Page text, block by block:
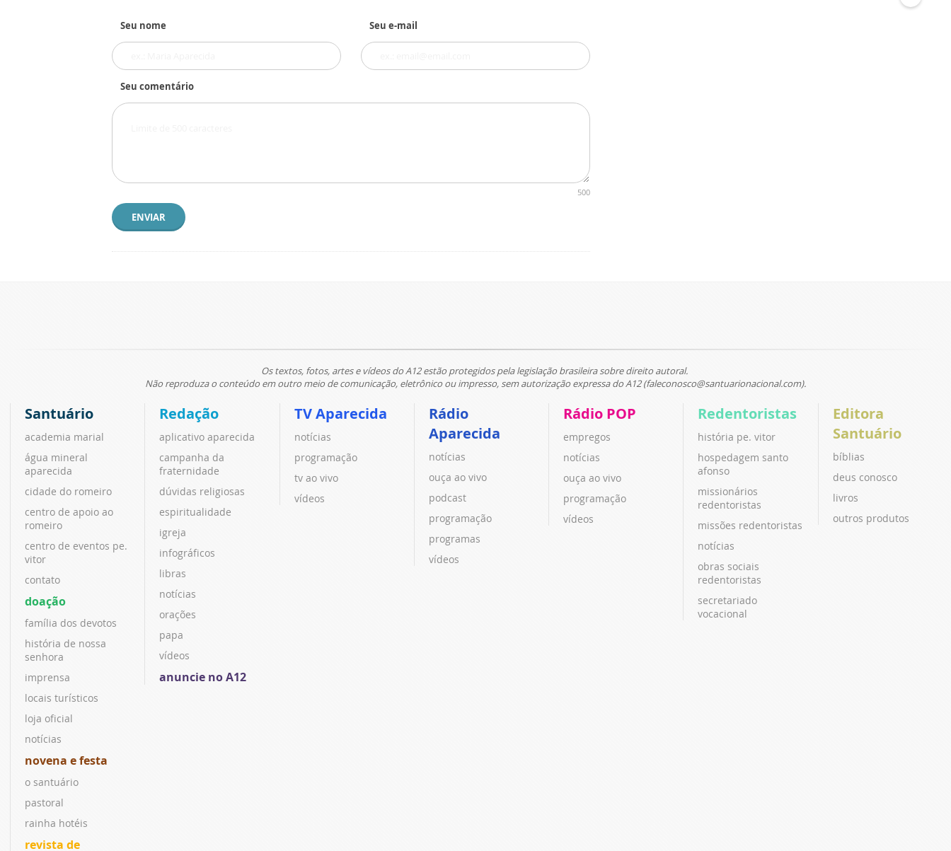
Seu nome Seu e-mail
Seu comentário
500
ENVIAR
Os textos, fotos, artes e vídeos do A12 estão protegidos pela legislação brasileira sobre direito autoral.
Não reproduza o conteúdo em outro meio de comunicação, eletrônico ou impresso, sem autorização expressa do A12 (faleconosco@santuarionacional.com).
Santuário
academia marial
água mineral
aparecida
cidade do romeiro
centro de apoio ao
romeiro
centro de eventos pe.
vitor
contato
doação
família dos devotos
história de nossa
senhora
imprensa
locais turísticos
loja oficial
notícias
novena e festa
o santuário
pastoral
rainha hotéis
revista de
Redação
aplicativo aparecida
campanha da
fraternidade
dúvidas religiosas
espiritualidade
igreja
infográficos
libras
notícias
orações
papa
vídeos
anuncie no A12
TV Aparecida
notícias
programação
tv ao vivo
vídeos
Rádio
Aparecida
notícias
ouça ao vivo
podcast
programação
programas
vídeos
Rádio POP
empregos
notícias
ouça ao vivo
programação
vídeos
Redentoristas
história pe. vitor
hospedagem santo
afonso
missionários
redentoristas
missões redentoristas
notícias
obras sociais
redentoristas
secretariado
vocacional
Editora
Santuário
bíblias
deus conosco
livros
outros produtos